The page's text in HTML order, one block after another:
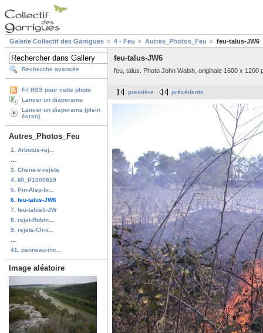
Galerie Collectif des Garrigues 4 - Feu Autres_Photos_Feu feu-talus-JW6
Recherche avancée
Fil RSS pour cette photo
Lancer un diaporama
Lancer un diaporama (plein
écran)
Autres_Photos_Feu
1. Arbutus-rej...
3. Chene-v-rejets
4. MI_P1000819
5. Pin-Alep-br...
6. feu-talus-JW6
7. feu-talus5-JW
8. rejet-Robin...
9. rejets-Ch-v...
41. panneau-inc...
Image aléatoire
feu-talus-JW6
feu, talus. Photo John Walsh, originale 1600 x 1200
première précédente